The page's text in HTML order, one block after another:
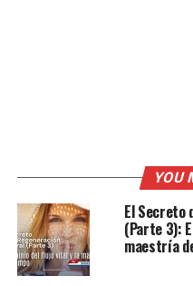
YOU
El Secreto
(Parte 3):
maestría